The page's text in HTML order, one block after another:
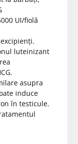
UI/fiolă
luteinizant
asupra
induce
în testicule.